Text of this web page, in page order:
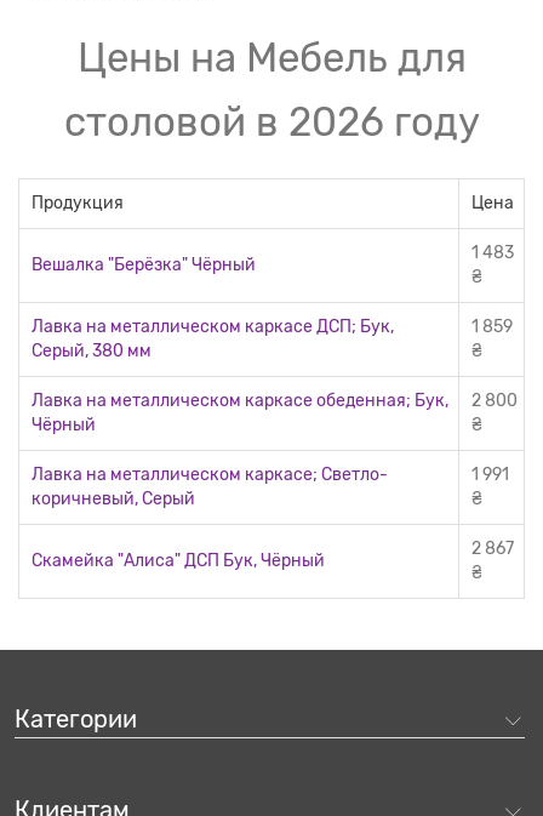
где они обсуждают проблемы, учёбу, договариваются о
совместных проектах. Обстановка и мебель в ней должны
Выбирая комплект мебели для столовой, необходимо создать
для учеников удобную обстановку для принятия пищи и
Цены на Мебель для
столовой в 2026 году
Продукция Цена
Вешалка "Берёзка" Чёрный
1 483
₴
Лавка на металлическом каркасе ДСП; Бук,
Серый, 380 мм
1 859
₴
Лавка на металлическом каркасе обеденная; Бук,
Чёрный
2 800
₴
Лавка на металлическом каркасе; Светло-
коричневый, Серый
1 991
₴
Скамейка "Алиса" ДСП Бук, Чёрный
2 867
₴
Категории
Клиентам